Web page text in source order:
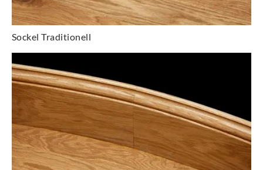
Sockel Traditionell